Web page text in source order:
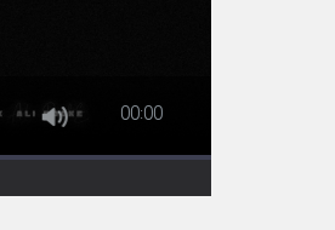
00:00